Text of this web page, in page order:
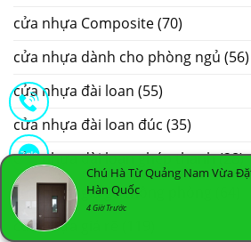
cửa nhựa Composite(70)
cửa nhựa dành cho phòng ngủ (56)
cửa nhựa đài loan (55)
cửa nhựa đài loan đúc (35)
cửa nhựa đài loan ghép thanh(28)
cửa nhựa giả gỗ thông phòng
cửa nhựa giá rẽ
Chú Hà Từ Quảng Nam Vừa
Hàn Quốc
4 Giờ Trước